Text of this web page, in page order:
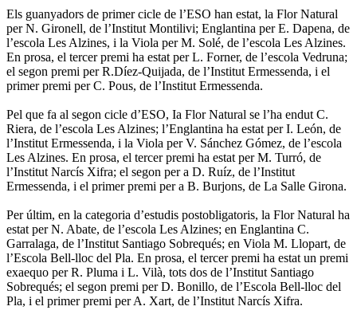
Els guanyadors de primer cicle de l’ESO han estat, la Flor Natural
per N. Gironell, de l’Institut Montilivi; Englantina per E. Dapena, de
l’escola Les Alzines, i la Viola per M. Solé, de l’escola Les Alzines.
En prosa, el tercer premi ha estat per L. Forner, de l’escola Vedruna;
el segon premi per R.Díez-Quijada, de l’Institut Ermessenda, i el
primer premi per C. Pous, de l’Institut Ermessenda.
Pel que fa al segon cicle d’ESO, Ia Flor Natural se l’ha endut C.
Riera, de l’escola Les Alzines; l’Englantina ha estat per I. León, de
l’Institut Ermessenda, i la Viola per V. Sánchez Gómez, de l’escola
Les Alzines. En prosa, el tercer premi ha estat per M. Turró, de
l’Institut Narcís Xifra; el segon per a D. Ruíz, de l’Institut
Ermessenda, i el primer premi per a B. Burjons, de La Salle Girona.
Per últim, en la categoria d’estudis postobligatoris, la Flor Natural ha
estat per N. Abate, de l’escola Les Alzines; en Englantina C.
Garralaga, de l’Institut Santiago Sobrequés; en Viola M. Llopart, de
l’Escola Bell-lloc del Pla. En prosa, el tercer premi ha estat un premi
exaequo per R. Pluma i L. Vilà, tots dos de l’Institut Santiago
Sobrequés; el segon premi per D. Bonillo, de l’Escola Bell-lloc del
Pla, i el primer premi per A. Xart, de l’Institut Narcís Xifra.